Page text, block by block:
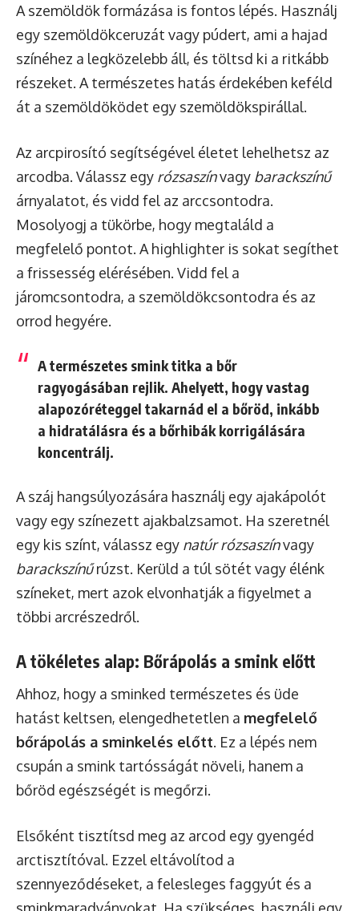
A szemöldök formázása is fontos lépés. Használj
egy szemöldökceruzát vagy púdert, ami a hajad
színéhez a legközelebb áll, és töltsd ki a ritkább
részeket. A természetes hatás érdekében keféld
át a szemöldöködet egy szemöldökspirállal.
Az arcpirosító segítségével életet lehelhetsz az
arcodba. Válassz egy rózsaszínvagy barackszínű
árnyalatot, és vidd fel az arccsontodra.
Mosolyogj a tükörbe, hogy megtaláld a
megfelelő pontot. A highlighter is sokat segíthet
a frissesség elérésében. Vidd fel a
járomcsontodra, a szemöldökcsontodra és az
orrod hegyére.
A természetes smink titka a bőr
ragyogásában rejlik. Ahelyett, hogy vastag
alapozóréteggel takarnád el a bőröd, inkább
a hidratálásra és a bőrhibák korrigálására
koncentrálj.
A száj hangsúlyozására használj egy ajakápolót
vagy egy színezett ajakbalzsamot. Ha szeretnél
egy kis színt, válassz egy natúr rózsaszínvagy
barackszínűrúzst. Kerüld a túl sötét vagy élénk
színeket, mert azok elvonhatják a figyelmet a
többi arcrészedről.
A tökéletes alap: Bőrápolás a smink előtt
Ahhoz, hogy a sminked természetes és üde
hatást keltsen, elengedhetetlen a megfelelő
bőrápolás a sminkelés előtt. Ez a lépés nem
csupán a smink tartósságát növeli, hanem a
bőröd egészségét is megőrzi.
Elsőként tisztítsd meg az arcod egy gyengéd
arctisztítóval. Ezzel eltávolítod a
szennyeződéseket, a felesleges faggyút és a